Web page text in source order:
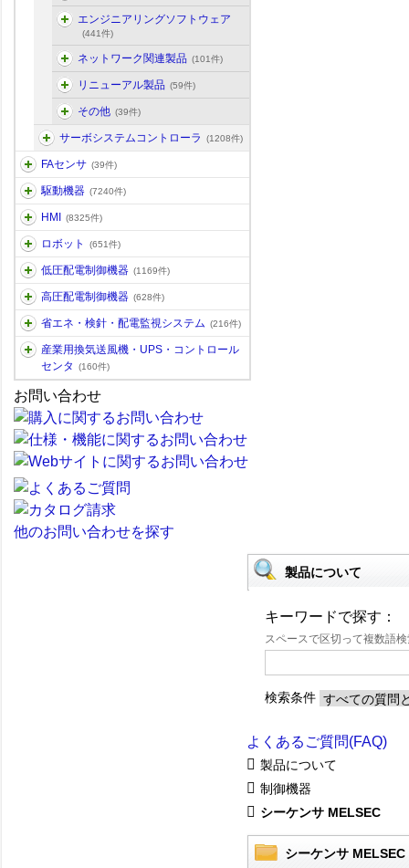
エンジニアリングソフトウェア
(441件)
ネットワーク関連製品 (101件)
リニューアル製品 (59件)
その他 (39件)
サーボシステムコントローラ (1208件)
FAセンサ (39件)
駆動機器 (7240件)
HMI (8325件)
ロボット (651件)
低圧配電制御機器 (1169件)
高圧配電制御機器 (628件)
省エネ・検針・配電監視システム (216件)
産業用換気送風機・UPS・コントロール
センタ
(160件)
お問い合わせ
他のお問い合わせを探す
製品について
キーワードで探す：
スペースで区切って複数語
検索条件
よくあるご質問(FAQ)
製品について
制御機器
シーケンサ MELSEC
シーケンサ MELSEC